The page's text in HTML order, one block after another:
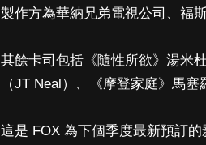
製作方為華納兄弟電視公司、福
其餘卡司包括《隨性所欲》湯米
（JT Neal）、《摩登家庭》馬
這是 FOX 為下個季度最新預訂的